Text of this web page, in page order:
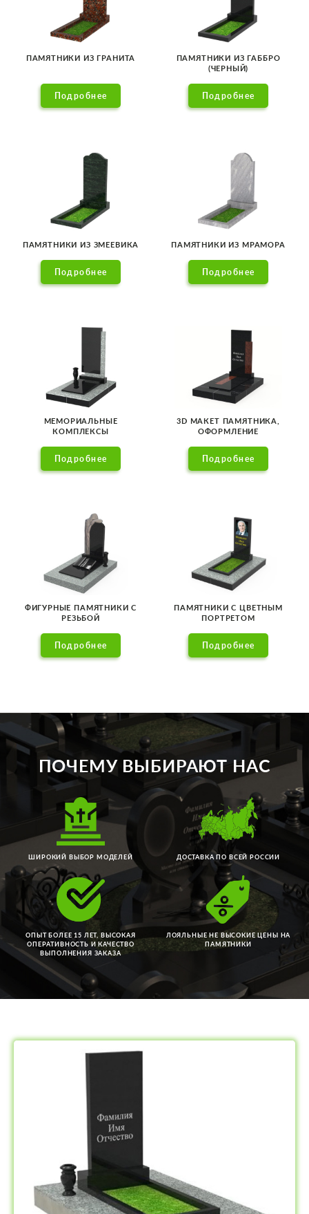
ПАМЯТНИКИ ИЗ ГРАНИТА
Подробнее
ПАМЯТНИКИ ИЗ ГАББРО
(ЧЕРНЫЙ)
Подробнее
ПАМЯТНИКИ ИЗ ЗМЕЕВИКА
Подробнее
ПАМЯТНИКИ ИЗ МРАМОРА
Подробнее
МЕМОРИАЛЬНЫЕ
КОМПЛЕКСЫ
Подробнее
3D МАКЕТ ПАМЯТНИКА,
ОФОРМЛЕНИЕ
Подробнее
ФИГУРНЫЕ ПАМЯТНИКИ С
РЕЗЬБОЙ
Подробнее
ПАМЯТНИКИ С ЦВЕТНЫМ
ПОРТРЕТОМ
Подробнее
ПОЧЕМУ ВЫБИРАЮТ НАС
ШИРОКИЙ ВЫБОР МОДЕЛЕЙ ДОСТАВКА ПО ВСЕЙ РОССИИ
ОПЫТ БОЛЕЕ 15 ЛЕТ, ВЫСОКАЯ
ОПЕРАТИВНОСТЬ И КАЧЕСТВО
ВЫПОЛНЕНИЯ ЗАКАЗА
ЛОЯЛЬНЫЕ НЕ ВЫСОКИЕ ЦЕНЫ НА
ПАМЯТНИКИ